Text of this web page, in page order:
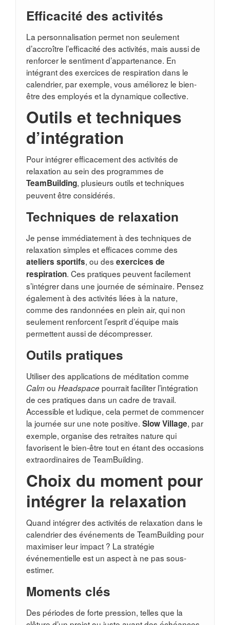
Efficacité des activités
La personnalisation permet non seulement
d’accroître l’efficacité des activités, mais aussi de
renforcer le sentiment d’appartenance. En
intégrant des exercices de respiration dans le
calendrier, par exemple, vous améliorez le bien-
être des employés et la dynamique collective.
Outils et techniques
d’intégration
Pour intégrer efficacement des activités de
relaxation au sein des programmes de
TeamBuilding, plusieurs outils et techniques
peuvent être considérés.
Techniques de relaxation
Je pense immédiatement à des techniques de
relaxation simples et efficaces comme des
ateliers sportifs, ou des exercices de
respiration. Ces pratiques peuvent facilement
s’intégrer dans une journée de séminaire. Pensez
également à des activités liées à la nature,
comme des randonnées en plein air, qui non
seulement renforcent l’esprit d’équipe mais
permettent aussi de décompresser.
Outils pratiques
Utiliser des applications de méditation comme
Calmou Headspacepourrait faciliter l’intégration
de ces pratiques dans un cadre de travail.
Accessible et ludique, cela permet de commencer
la journée sur une note positive. Slow Village, par
exemple, organise des retraites nature qui
favorisent le bien-être tout en étant des occasions
extraordinaires de TeamBuilding.
Choix du moment pour
intégrer la relaxation
Quand intégrer des activités de relaxation dans le
calendrier des événements de TeamBuilding pour
maximiser leur impact ? La stratégie
événementielle est un aspect à ne pas sous-
estimer.
Moments clés
Des périodes de forte pression, telles que la